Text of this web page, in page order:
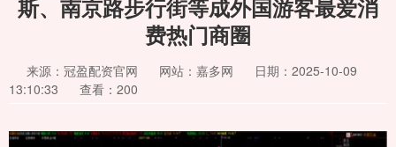
斯、南京路步行街等成外国游客最爱消
费热门商圈
来源：冠盈配资官网 网站：嘉多网
日期：2025-10-09
13:10:33
查看：200